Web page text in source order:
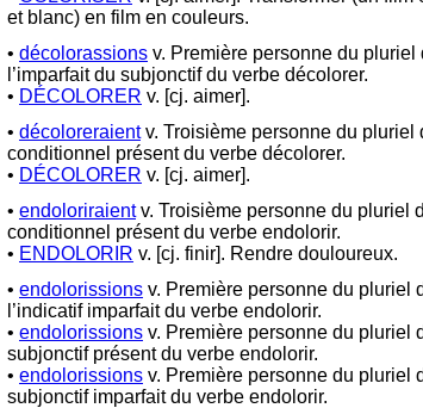
et blanc) en film en couleurs.
• décolorassions v. Première personne du pluriel
l’imparfait du subjonctif du verbe décolorer.
• DÉCOLORER v. [cj. aimer].
• décoloreraientv. Troisième personne du pluriel
conditionnel présent du verbe décolorer.
• DÉCOLORER v. [cj. aimer].
• endoloriraientv. Troisième personne du pluriel
conditionnel présent du verbe endolorir.
• ENDOLORIR v. [cj. finir]. Rendre douloureux.
• endolorissions v. Première personne du pluriel
l’indicatif imparfait du verbe endolorir.
• endolorissions v. Première personne du pluriel
subjonctif présent du verbe endolorir.
• endolorissions v. Première personne du pluriel
subjonctif imparfait du verbe endolorir.